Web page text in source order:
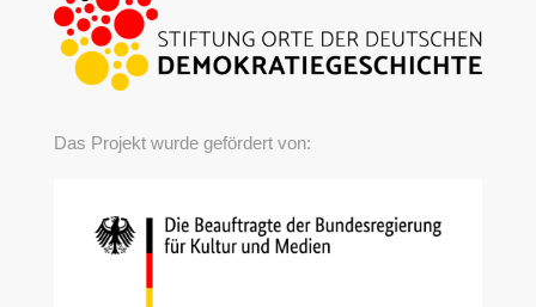
Das Projekt wurde gefördert von: